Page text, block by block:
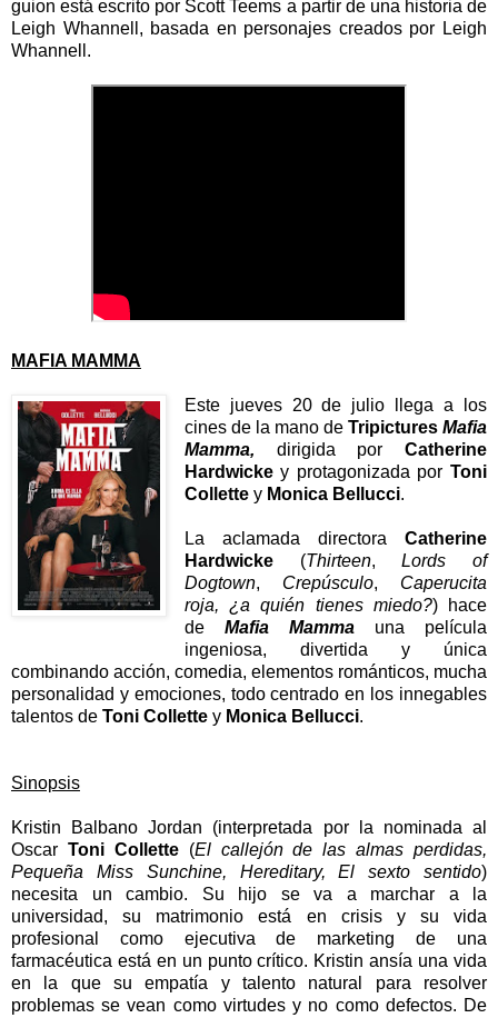
guion está escrito por Scott Teems a partir de una historia de
Leigh Whannell, basada en personajes creados por Leigh
Whannell.
MAFIA MAMMA
Este jueves 20 de julio llega a los
cines de la mano de TripicturesMafia
Mamma, dirigida por Catherine
Hardwickey protagonizada por Toni
Collettey Monica Bellucci.
La aclamada directora Catherine
Hardwicke(Thirteen,Lords of
Dogtown, Crepúsculo, Caperucita
roja, ¿a quién tienes miedo?) hace
de Mafia Mammauna película
ingeniosa, divertida y única
combinando acción, comedia, elementos románticos, mucha
personalidad y emociones, todo centrado en los innegables
talentos de Toni Collette y Monica Bellucci.
Sinopsis
Kristin Balbano Jordan (interpretada por la nominada al
Oscar Toni Collette(El callejón de las almas perdidas,
Pequeña Miss Sunchine, Hereditary, El sexto sentido)
necesita un cambio. Su hijo se va a marchar a la
universidad, su matrimonio está en crisis y su vida
profesional como ejecutiva de marketing de una
farmacéutica está en un punto crítico. Kristin ansía una vida
en la que su empatía y talento natural para resolver
problemas se vean como virtudes y no como defectos. De